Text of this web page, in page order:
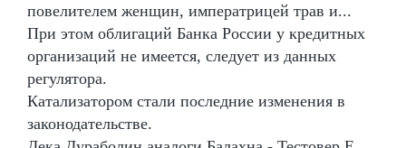
повелителем женщин, императрицей трав и...
При этом облигаций Банка России у кредитных
организаций не имеется, следует из данных
регулятора.
Катализатором стали последние изменения в
законодательстве.